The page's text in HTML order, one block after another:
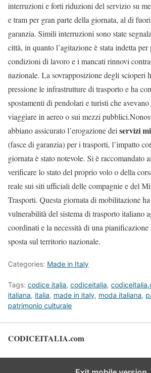
interruzioni e forti riduzioni del servizio su
e tram per gran parte della giornata, al di
garanzia. Simili interruzioni sono state
città, in quanto l’agitazione è stata indetta
condizioni di lavoro e i mancati rinnovi
nazionale. La sovrapposizione degli scioperi
pressione le infrastrutture di trasporto e ha
spostamenti di pendolari e turisti che
viaggiare in aereo o sui mezzi
abbiano assicurato l’erogazione deiservizi
(fasce di garanzia) per i trasporti, l’impatto
giornata è stato notevole. Si è raccomandato
verificare lo stato del proprio volo o della
reale sui siti ufficiali delle compagnie e del
Trasporti. Questa giornata di mobilitazione
vulnerabilità del sistema di trasporto italiano
coordinati e la necessità di una pianificazione
sposta sul territorio nazionale.
Categories: Made in Italy
Tags: codice italia, codiceitalia,
italiana, italia, made in italy, moda italiana,
patrimonio culturale
CODICEITALIA.com